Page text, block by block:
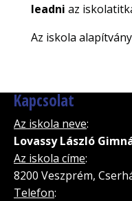
leadni az
Az iskola
Kapcsolat
Az iskola neve:
Lovassy László
Az iskola címe:
8200 Veszprém,
Telefon: